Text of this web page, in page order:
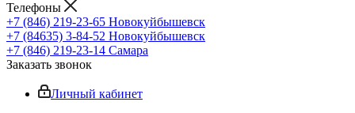
Телефоны
+7 (846) 219-23-65 Новокуйбышевск
+7 (84635) 3-84-52 Новокуйбышевск
+7 (846) 219-23-14 Самара
Заказать звонок
Личный кабинет